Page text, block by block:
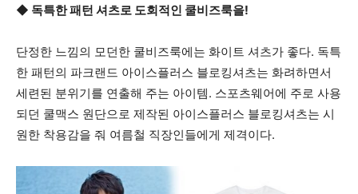
◆ 독특한 패턴 셔츠로 도회적인 쿨비즈룩을!
단정한 느낌의 모던한 쿨비즈룩에는 화이트 셔츠가 좋다. 독특
한 패턴의 파크랜드 아이스플러스 블로킹셔츠는 화려하면서
세련된 분위기를 연출해 주는 아이템. 스포츠웨어에 주로 사용
되던 쿨맥스 원단으로 제작된 아이스플러스 블로킹셔츠는 시
원한 착용감을 줘 여름철 직장인들에게 제격이다.